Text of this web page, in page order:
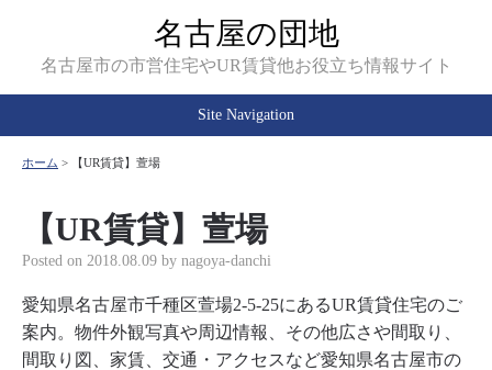
名古屋の団地
名古屋市の市営住宅やUR賃貸他お役立ち情報サイト
Site Navigation
ホーム > 【UR賃貸】萱場
【UR賃貸】萱場
Posted on 2018.08.09 by nagoya-danchi
愛知県名古屋市千種区萱場2-5-25にあるUR賃貸住宅のご
案内。物件外観写真や周辺情報、その他広さや間取り、
間取り図、家賃、交通・アクセスなど愛知県名古屋市の